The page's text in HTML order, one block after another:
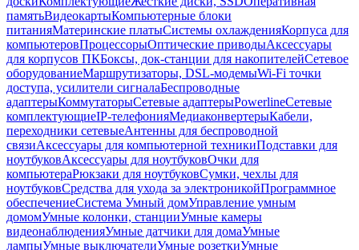
памятьВидеокартыКомпьютерные блоки
питанияМатеринские платыСистемы охлажденияКорпуса для
компьютеровПроцессорыОптические приводыАксессуары
для корпусов ПКБоксы, док-станции для накопителейСетевое
оборудованиеМаршрутизаторы, DSL-модемыWi-Fi точки
доступа, усилители сигналаБеспроводные
адаптерыКоммутаторыСетевые адаптерыPowerlineСетевые
комплектующиеIP-телефонияМедиаконвертерыКабели,
переходники сетевыеАнтенны для беспроводной
связиАксессуары для компьютерной техникиПодставки для
ноутбуковАксессуары для ноутбуковОчки для
компьютераРюкзаки для ноутбуковСумки, чехлы для
ноутбуковСредства для ухода за электроникойПрограммное
обеспечениеСистема Умный домУправление умным
домомУмные колонки, станцииУмные камеры
видеонаблюденияУмные датчики для домаУмные
лампыУмные выключателиУмные розеткиУмные